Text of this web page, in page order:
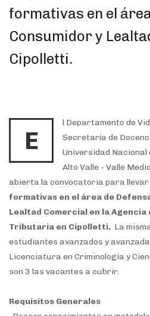
formativas en el
Consumidor y
Cipolletti.
E
l Departamento de
Secretaría de
Universidad Nacional
Alto Valle - Valle
abierta la convocatoria para llevar
formativas en el área de
Lealtad Comercial en la Agencia
Tributaria en Cipolletti. La
estudiantes avanzados y
Licenciatura en Criminología y
son 3 las vacantes a cubrir.
Requisitos Generales